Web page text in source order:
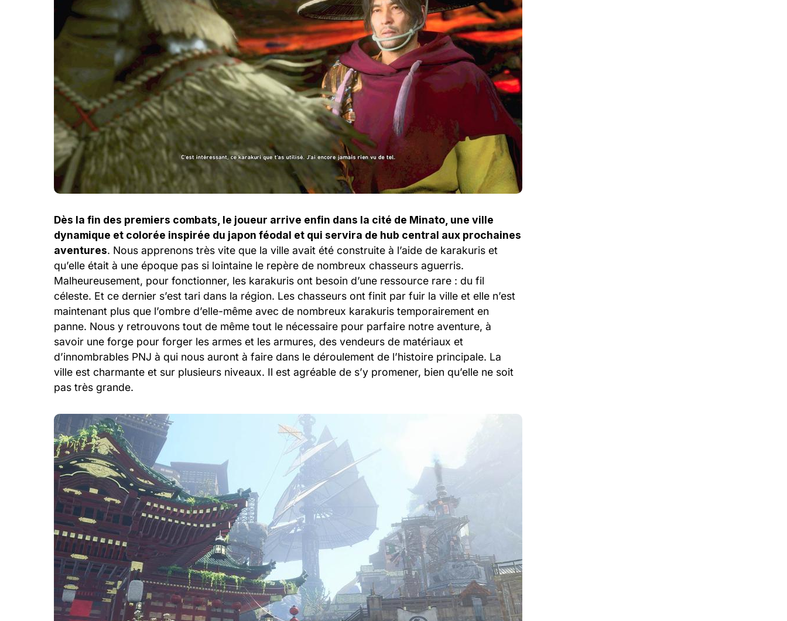
Dès la fin des premiers combats, le joueur arrive enfin dans la cité de Minato, une ville
dynamique et colorée inspirée du japon féodal et qui servira de hub central aux prochaines
aventures. Nous apprenons très vite que la ville avait été construite à l’aide de karakuris et
qu’elle était à une époque pas si lointaine le repère de nombreux chasseurs aguerris.
Malheureusement, pour fonctionner, les karakuris ont besoin d’une ressource rare : du fil
céleste. Et ce dernier s’est tari dans la région. Les chasseurs ont finit par fuir la ville et elle n’est
maintenant plus que l’ombre d’elle-même avec de nombreux karakuris temporairement en
panne. Nous y retrouvons tout de même tout le nécessaire pour parfaire notre aventure, à
savoir une forge pour forger les armes et les armures, des vendeurs de matériaux et
d’innombrables PNJ à qui nous auront à faire dans le déroulement de l’histoire principale. La
ville est charmante et sur plusieurs niveaux. Il est agréable de s’y promener, bien qu’elle ne soit
pas très grande.